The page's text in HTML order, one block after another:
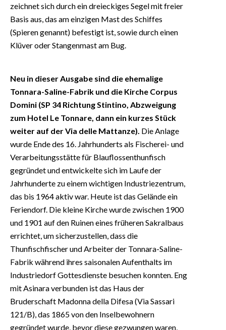
zeichnet sich durch ein dreieckiges Segel mit freier
Basis aus, das am einzigen Mast des Schiffes
(Spieren genannt) befestigt ist, sowie durch einen
Klüver oder Stangenmast am Bug.
Neu in dieser Ausgabe sind die ehemalige
Tonnara-Saline-Fabrik und die Kirche Corpus
Domini (SP 34 Richtung Stintino, Abzweigung
zum Hotel Le Tonnare, dann ein kurzes Stück
weiter auf der Via delle Mattanze). Die Anlage
wurde Ende des 16. Jahrhunderts als Fischerei- und
Verarbeitungsstätte für Blauflossenthunfisch
gegründet und entwickelte sich im Laufe der
Jahrhunderte zu einem wichtigen Industriezentrum,
das bis 1964 aktiv war. Heute ist das Gelände ein
Feriendorf. Die kleine Kirche wurde zwischen 1900
und 1901 auf den Ruinen eines früheren Sakralbaus
errichtet, um sicherzustellen, dass die
Thunfischfischer und Arbeiter der Tonnara-Saline-
Fabrik während ihres saisonalen Aufenthalts im
Industriedorf Gottesdienste besuchen konnten. Eng
mit Asinara verbunden ist das Haus der
Bruderschaft Madonna della Difesa (Via Sassari
121/B), das 1865 von den Inselbewohnern
gegründet wurde, bevor diese gezwungen waren,